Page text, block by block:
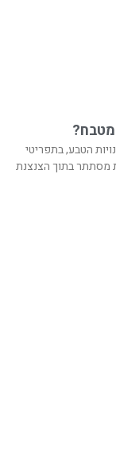
הטבע, בתפריטי
מסתתר בתוך הצנצנת